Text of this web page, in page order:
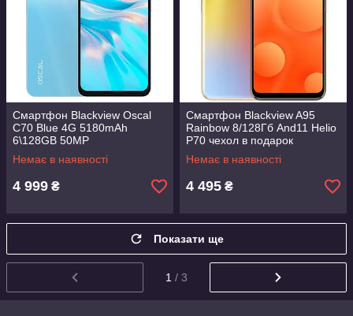
Смартфон Blackview Oscal
C70 Blue 4G 5180mAh
6\128GB 50MP
Немає в наявності
4 999 ₴
Смартфон Blackview A95
Rainbow​​​​​​​ 8/128Гб And11 Helio
P70 чехол в подарок
Немає в наявності
4 495 ₴
Показати ще
1 / 3